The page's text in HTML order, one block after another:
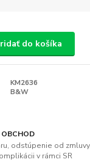
do košíka
KM2636
B&W
odstúpenie od
v rámci SR